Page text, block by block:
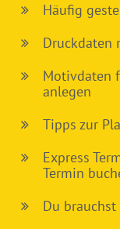
Häufig
Druckdaten
Motivdaten
anlegen
Tipps zur
Express
Termin
Du